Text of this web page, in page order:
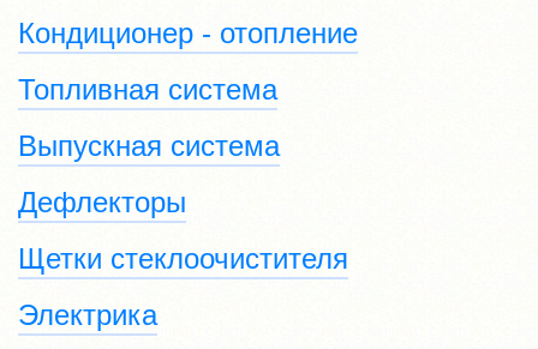
Кондиционер - отопление
Топливная система
Выпускная система
Дефлекторы
Щетки стеклоочистителя
Электрика